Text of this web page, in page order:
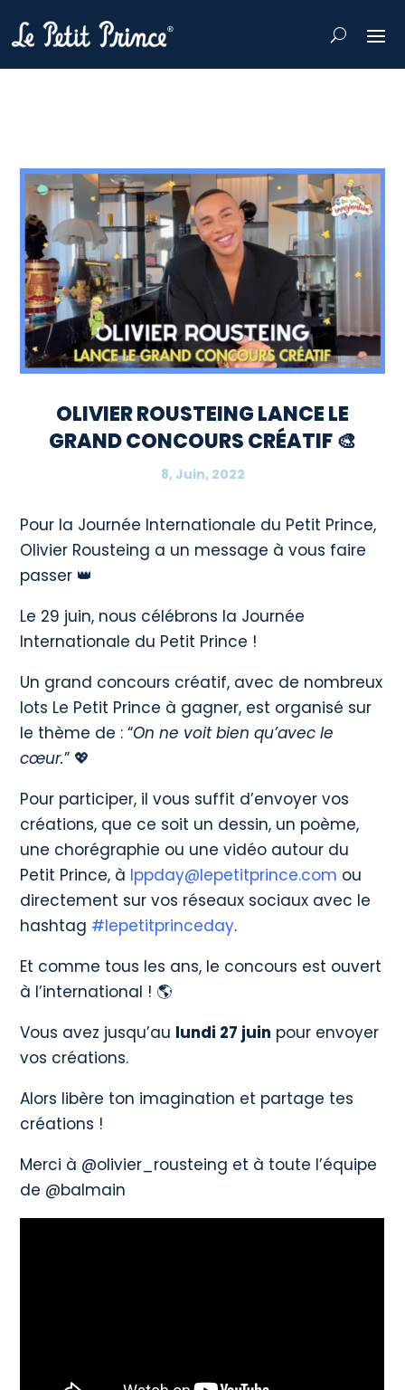
OLIVIER ROUSTEING LANCE LE
GRAND CONCOURS CRÉATIF 🎨
8, Juin, 2022
Pour la Journée Internationale du Petit Prince,
Olivier Rousteing a un message à vous faire
passer 👑
Le 29 juin, nous célébrons la Journée
Internationale du Petit Prince !
Un grand concours créatif, avec de nombreux
lots Le Petit Prince à gagner, est organisé sur
le thème de : “On ne voit bien qu’avec le
cœur.” 💖
Pour participer, il vous suffit d’envoyer vos
créations, que ce soit un dessin, un poème,
une chorégraphie ou une vidéo autour du
Petit Prince, à lppday@lepetitprince.com ou
directement sur vos réseaux sociaux avec le
hashtag #lepetitprinceday.
Et comme tous les ans, le concours est ouvert
à l’international ! 🌎
Vous avez jusqu’au lundi 27 juin pour envoyer
vos créations.
Alors libère ton imagination et partage tes
créations !
Merci à @olivier_rousteing et à toute l’équipe
de @balmain